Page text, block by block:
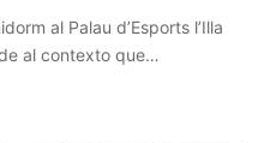
al Palau d’Esports l’Illa
al contexto que…